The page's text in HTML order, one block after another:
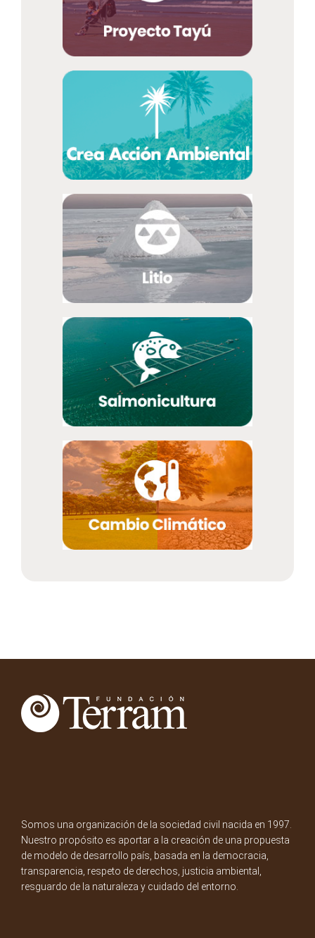
Somos una organización de la sociedad civil nacida en 1997.
Nuestro propósito es aportar a la creación de una propuesta
de modelo de desarrollo país, basada en la democracia,
transparencia, respeto de derechos, justicia ambiental,
resguardo de la naturaleza y cuidado del entorno.